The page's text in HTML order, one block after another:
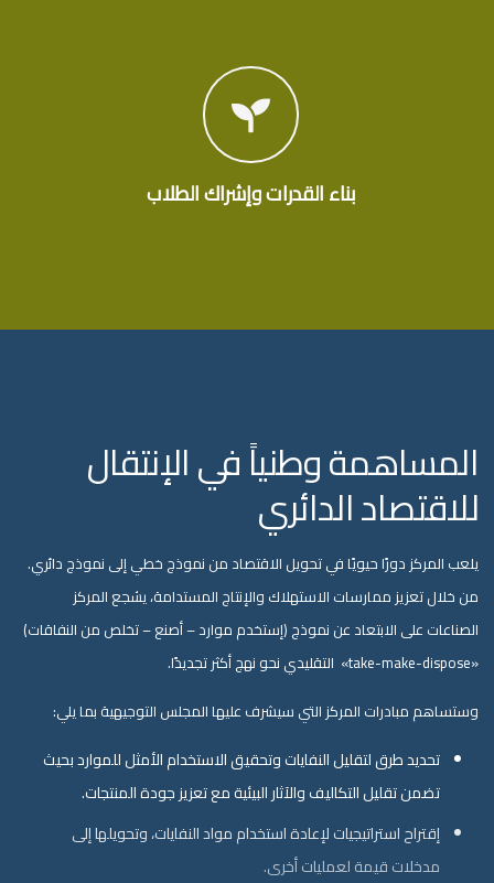
بناء القدرات وإشراك الطلاب
المساهمة وطنياً في الإنتقال
للاقتصاد الدائري
يلعب المركز دورًا حيويًا في تحويل الاقتصاد من نموذج خطي إلى نموذج دائري.
من خلال تعزيز ممارسات الاستهلاك والإنتاج المستدامة، يشجع المركز
الصناعات على الابتعاد عن نموذج (إستخدم موارد – أصنع – تخلص من النفاقات)
«take-make-dispose» التقليدي نحو نهج أكثر تجديدًا.
وستساهم مبادرات المركز التي سيشرف عليها المجلس التوجيهية بما يلي:
تحديد طرق لتقليل النفايات وتحقيق الاستخدام الأمثل للموارد بحيث
تضمن تقليل التكاليف والآثار البيئية مع تعزيز جودة المنتجات.
إقتراح استراتيجيات لإعادة استخدام مواد النفايات، وتحويلها إلى
مدخلات قيمة لعمليات أخرى.